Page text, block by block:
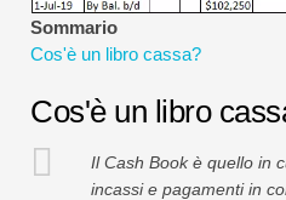
Tutorial sulla modellazione
Tutorial sulla gestione del
Sommario
Cos'è un libro cassa?
Cos'è un libro
Il Cash Book è quello in
incassi e pagamenti in